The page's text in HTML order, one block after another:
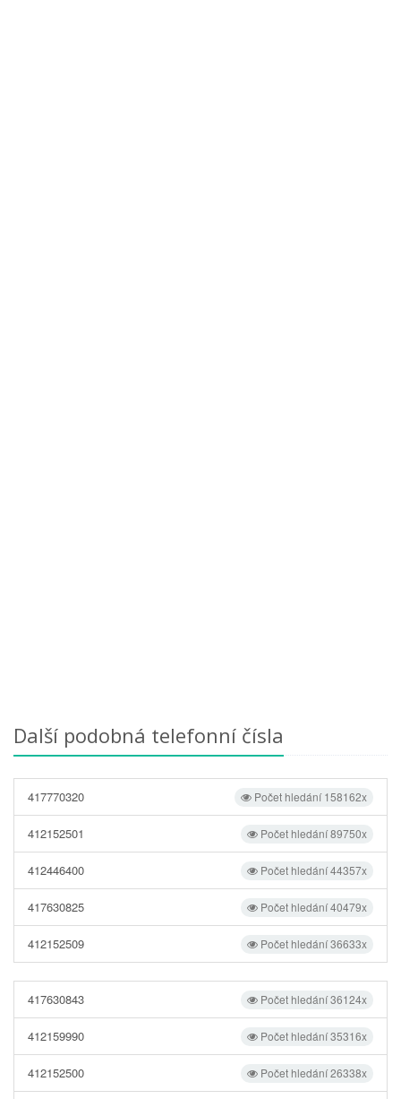
Další podobná telefonní čísla
Počet hledání 158162x
417770320
Počet hledání 89750x
412152501
Počet hledání 44357x
412446400
Počet hledání 40479x
417630825
Počet hledání 36633x
412152509
Počet hledání 36124x
417630843
Počet hledání 35316x
412159990
Počet hledání 26338x
412152500